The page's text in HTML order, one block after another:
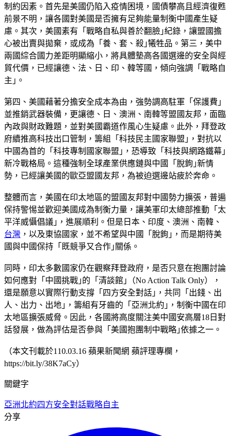
制約因素。首先是美國仍陷入疫情困境，國債攀高且經濟復甦
前景不明，讓各國對美國是否擁有足夠能量制衡中國產生疑
慮。其次，美國素有「戰略自私與善於翻臉｣紀錄，讓盟國擔
心被出賣與拋棄，或成為「養、套、殺｣犧牲品。第三，美中
兩國綜合國力差距明顯縮小，將具體墊高各國選邊的安全與經
貿代價，已經讓德、法、日、印、韓等國，傾向強調「戰略自
主｣。
第四、美國藉著分擔安全成本為由，強勢調高駐軍「保護費」
並推銷武器裝備，更讓德、日、澳洲、南韓等盟國友邦，面臨
內政與財政難題，並對美國霸道作風心生疑慮。此外，拜登政
府續推高科技出口管制，籌組「科技民主國家聯盟｣，對抗以
中國為首的「科技專制國家聯盟｣，恐導致「科技與網路鐵幕｣
新冷戰格局。這種強制全球產業供應鏈與中國「脫鉤｣新情
勢，已經讓美國的歐亞盟國友邦，為被迫選邊站疲於奔命。
整體而言，美國在印太地區的盟國友邦對中國勢力擴張，普遍
保持警惕並歡迎美國成為制衡力量，讓美軍印太總部推動「太
平洋威懾倡議｣，進展順利。但是日本、印度、澳洲、南韓、
台灣 ，以及東協國家，並不希望與中國「脫鉤｣，而是期待美
國與中國保持「既競爭又合作｣關係。
同時，印太多數國家仍在觀察拜登政府，是否只意在抱團討論
如何應對「中國挑戰｣的「清談館｣（No Action Talk Only），
還是願意以實際行動支撐「四方安全對話｣，共同「出錢、出
人、出力、出地｣，籌組有牙齒的「亞洲北約｣，制衡中國在印
太地區擴張威脅。因此，各國將高度關注美中國安高層18日對
話發展，做為評估是否參與「美國抱團制中戰略｣依據之一。
（本文刊載於110.03.16 蘋果新聞網 蘋評理專欄，
https://bit.ly/38K7aCy）
關鍵字
亞洲北約四方安全對話戰略自主
分享